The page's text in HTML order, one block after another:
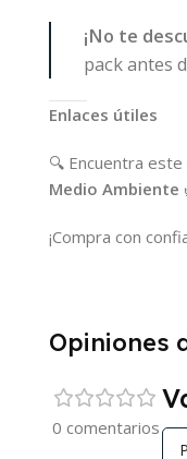
¡No te
pack antes
Enlaces útiles
🔍 Encuentra
Medio Ambiente
¡Compra con
Opiniones
0 comentarios